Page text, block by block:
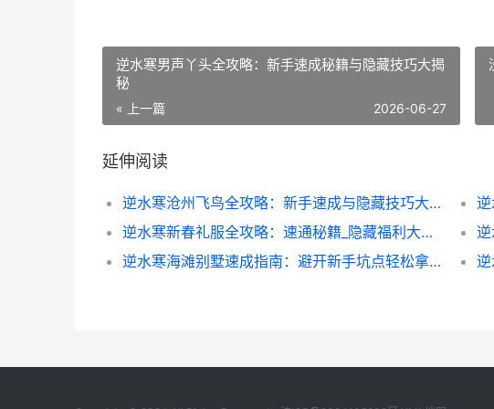
逆水寒男声丫头全攻略：新手速成秘籍与隐藏技巧大揭
秘
« 上一篇 2026-06-27
延伸阅读
逆水寒沧州飞鸟全攻略：新手速成与隐藏技巧大揭秘
逆水寒新春礼服全攻略：速通秘籍_隐藏福利大公开
逆水寒海滩别墅速成指南：避开新手坑点轻松拿奖励